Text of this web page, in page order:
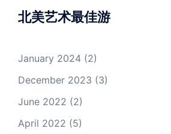
北美艺术最佳游
January 2024 (2)
December 2023 (3)
June 2022 (2)
April 2022 (5)